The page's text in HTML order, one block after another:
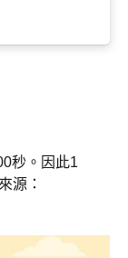
秒。因此1
源：